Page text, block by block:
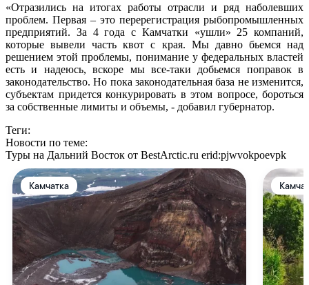
«Отразились на итогах работы отрасли и ряд наболевших
проблем. Первая – это перерегистрация рыбопромышленных
предприятий. За 4 года с Камчатки «ушли» 25 компаний,
которые вывели часть квот с края. Мы давно бьемся над
решением этой проблемы, понимание у федеральных властей
есть и надеюсь, вскоре мы все-таки добьемся поправок в
законодательство. Но пока законодательная база не изменится,
субъектам придется конкурировать в этом вопросе, бороться
за собственные лимиты и объемы, - добавил губернатор.
Теги:
Новости по теме:
Туры на Дальний Восток от BestArctic.ru erid:pjwvokpoevpk